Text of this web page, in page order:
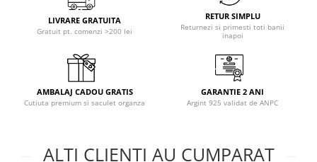
LIVRARE GRATUITA
Gratuit pt. comenzi >200 lei
RETUR SIMPLU
Returnezi si primesti toti banii
inapoi
AMBALAJ CADOU GRATIS
Cutiuta premium si saculet organza
GARANTIE 2 ANI
Argint 925 validat de ANPC
ALTI CLIENTI AU CUMPARAT